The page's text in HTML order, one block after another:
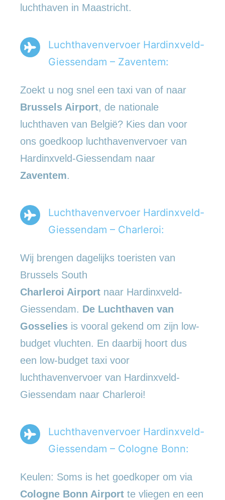
luchthaven in Maastricht.
Luchthavenvervoer Hardinxveld-
Giessendam – Zaventem:
Zoekt u nog snel een taxi van of naar
Brussels Airport, de nationale
luchthaven van België? Kies dan voor
ons goedkoop luchthavenvervoer van
Hardinxveld-Giessendam naar
Zaventem.
Luchthavenvervoer Hardinxveld-
Giessendam – Charleroi:
Wij brengen dagelijks toeristen van
Brussels South
Charleroi Airport naar Hardinxveld-
Giessendam. De Luchthaven van
Gosselies is vooral gekend om zijn low-
budget vluchten. En daarbij hoort dus
een low-budget taxi voor
luchthavenvervoer van Hardinxveld-
Giessendam naar Charleroi!
Luchthavenvervoer Hardinxveld-
Giessendam – Cologne Bonn:
Keulen: Soms is het goedkoper om via
Cologne Bonn Airport te vliegen en een